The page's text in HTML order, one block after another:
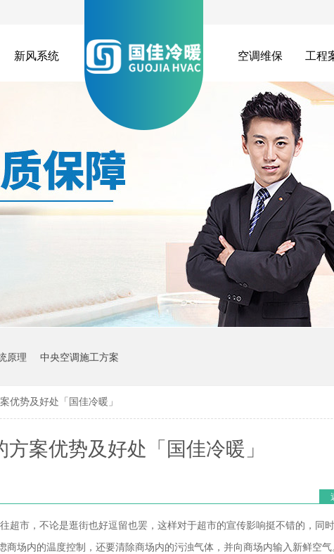
新风系统 空调维保 工程
原理 中央空调施工方案
优势及好处「国佳冷暖」
案优势及好处「国佳冷暖」
超市，不论是逛街也好逗留也罢，这样对于超市的宣传影响挺不错的，同
场内的温度控制，还要清除商场内的污浊气体，并向商场内输入新鲜空